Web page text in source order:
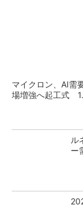
マイクロン、AI需
場増強へ起工式
ル
ー